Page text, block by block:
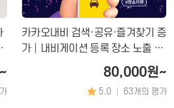
카카오내비 검색·공유·즐겨찾기 증
가│내비게이션 등록 장소 노출 상
승 & 방문 유입 최적화 마케팅
80,000원~
5.0 63개의 평가